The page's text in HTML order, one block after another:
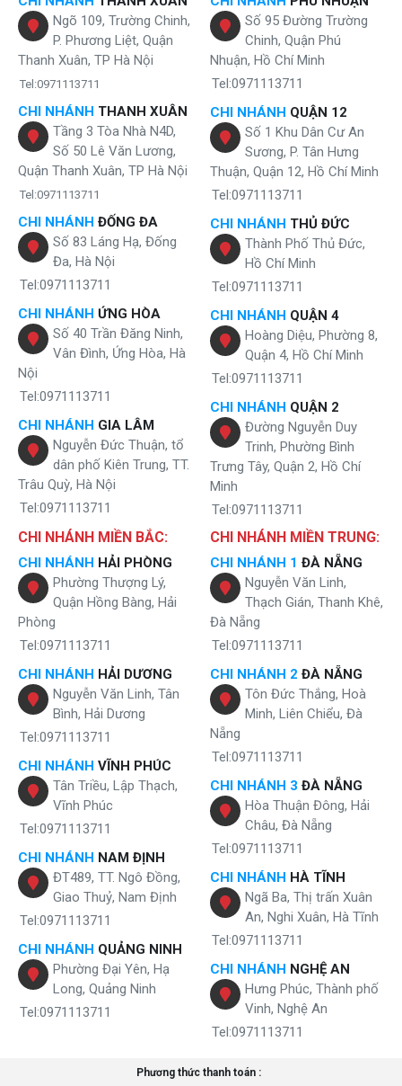
Ngõ 109, Trường Chinh,
P. Phương Liệt, Quận
Thanh Xuân, TP Hà Nội
Tel:0971113711
CHI NHÁNH THANH XUÂN
Tầng 3 Tòa Nhà N4D,
Số 50 Lê Văn Lương,
Quận Thanh Xuân, TP Hà Nội
Tel:0971113711
CHI NHÁNH ĐỐNG ĐA
Số 83 Láng Hạ, Đống
Đa, Hà Nội
Tel:0971113711
CHI NHÁNH ỨNG HÒA
Số 40 Trần Đăng Ninh,
Vân Đình, Ứng Hòa, Hà
Nội
Tel:0971113711
CHI NHÁNH GIA LÂM
Nguyễn Đức Thuận, tổ
dân phố Kiên Trung, TT.
Trâu Quỳ, Hà Nội
Tel:0971113711
Số 95 Đường Trường
Chinh, Quận Phú
Nhuận, Hồ Chí Minh
Tel:0971113711
CHI NHÁNH QUẬN 12
Số 1 Khu Dân Cư An
Sương, P. Tân Hưng
Thuận, Quận 12, Hồ Chí Minh
Tel:0971113711
CHI NHÁNH THỦ ĐỨC
Thành Phố Thủ Đức,
Hồ Chí Minh
Tel:0971113711
CHI NHÁNH QUẬN 4
Hoàng Diệu, Phường 8,
Quận 4, Hồ Chí Minh
Tel:0971113711
CHI NHÁNH QUẬN 2
Đường Nguyễn Duy
Trinh, Phường Bình
Trưng Tây, Quận 2, Hồ Chí
Minh
Tel:0971113711
CHI NHÁNH MIỀN BẮC:
CHI NHÁNH HẢI PHÒNG
Phường Thượng Lý,
Quận Hồng Bàng, Hải
Phòng
Tel:0971113711
CHI NHÁNH HẢI DƯƠNG
Nguyễn Văn Linh, Tân
Bình, Hải Dương
Tel:0971113711
CHI NHÁNH VĨNH PHÚC
Tân Triều, Lập Thạch,
Vĩnh Phúc
Tel:0971113711
CHI NHÁNH NAM ĐỊNH
ĐT489, TT. Ngô Đồng,
Giao Thuỷ, Nam Định
Tel:0971113711
CHI NHÁNH QUẢNG NINH
Phường Đại Yên, Hạ
Long, Quảng Ninh
Tel:0971113711
CHI NHÁNH MIỀN TRUNG:
CHI NHÁNH 1 ĐÀ NẴNG
Nguyễn Văn Linh,
Thạch Gián, Thanh Khê,
Đà Nẵng
Tel:0971113711
CHI NHÁNH 2 ĐÀ NẴNG
Tôn Đức Thắng, Hoà
Minh, Liên Chiểu, Đà
Nẵng
Tel:0971113711
CHI NHÁNH 3 ĐÀ NẴNG
Hòa Thuận Đông, Hải
Châu, Đà Nẵng
Tel:0971113711
CHI NHÁNH HÀ TĨNH
Ngã Ba, Thị trấn Xuân
An, Nghi Xuân, Hà Tĩnh
Tel:0971113711
CHI NHÁNH NGHỆ AN
Hưng Phúc, Thành phố
Vinh, Nghệ An
Tel:0971113711
Phương thức thanh toán :